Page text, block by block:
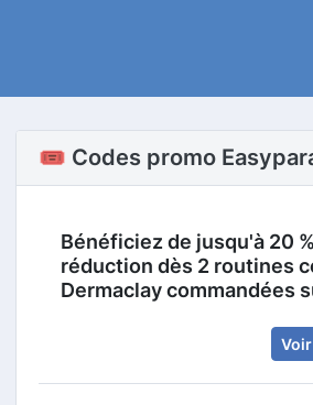
🎟️ Codes promo
Bénéficiez de jusqu'à 20
réduction dès 2 routines
Dermaclay commandées